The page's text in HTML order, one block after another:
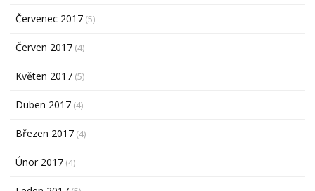
Červenec 2017 (5)
Červen 2017 (4)
Květen 2017 (5)
Duben 2017 (4)
Březen 2017 (4)
Únor 2017 (4)